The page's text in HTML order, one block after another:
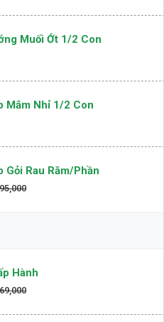
Muối Ớt 1/2 Con
Mắm Nhỉ 1/2 Con
Gỏi Rau Răm/phần
Hành